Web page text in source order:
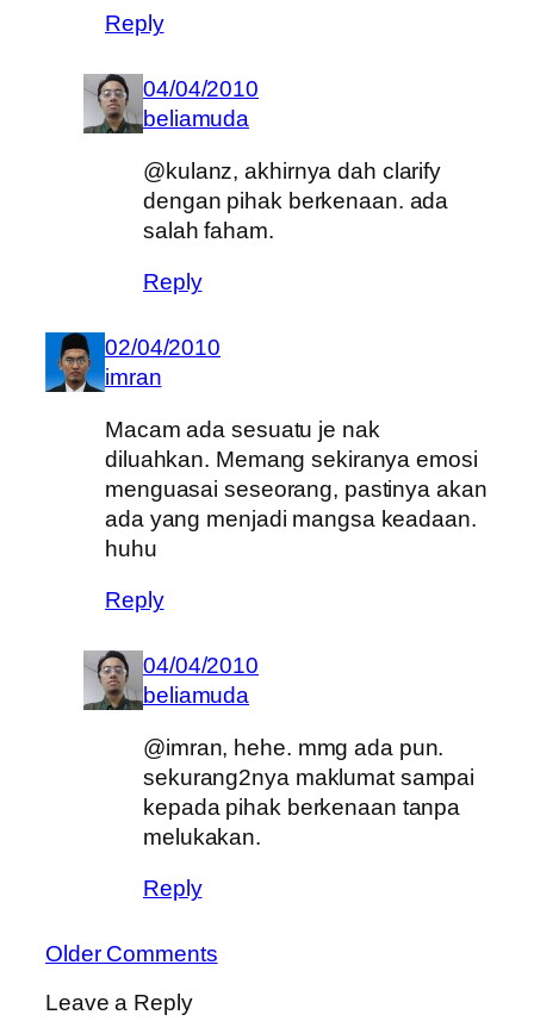
Reply
04/04/2010
beliamuda
@kulanz, akhirnya dah clarify
dengan pihak berkenaan. ada
salah faham.
Reply
02/04/2010
imran
Macam ada sesuatu je nak
diluahkan. Memang sekiranya emosi
menguasai seseorang, pastinya akan
ada yang menjadi mangsa keadaan.
huhu
Reply
04/04/2010
beliamuda
@imran, hehe. mmg ada pun.
sekurang2nya maklumat sampai
kepada pihak berkenaan tanpa
melukakan.
Reply
Older Comments
Leave a Reply